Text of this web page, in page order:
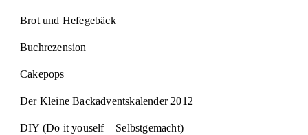
Brot und Hefegebäck
Buchrezension
Cakepops
Der Kleine Backadventskalender 2012
DIY (Do it youself – Selbstgemacht)